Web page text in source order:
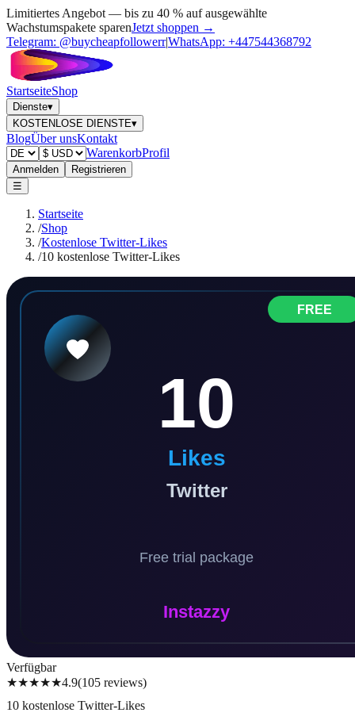
Limitiertes Angebot — bis zu 40 % auf ausgewählte
Wachstumspakete sparenJetzt shoppen →
Telegram: @buycheapfollowerr|WhatsApp: +447544368792
StartseiteShop
Dienste▾
KOSTENLOSE DIENSTE▾
BlogÜber unsKontakt
WarenkorbProfil
Anmelden
Registrieren
☰
Startseite
/Shop
/Kostenlose Twitter-Likes
/10 kostenlose Twitter-Likes
Verfügbar
★★★★★4.9(105 reviews)
10 kostenlose Twitter-Likes